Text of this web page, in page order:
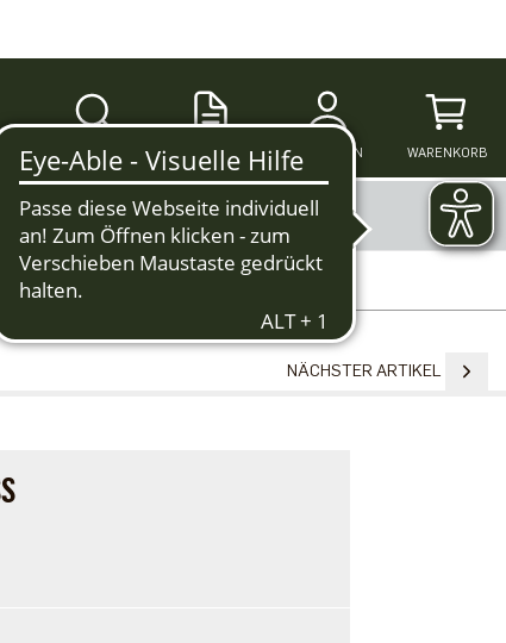
SUCHE MERKZETTEL ANMELDEN WARENKORB
NÄCHSTER ARTIKEL